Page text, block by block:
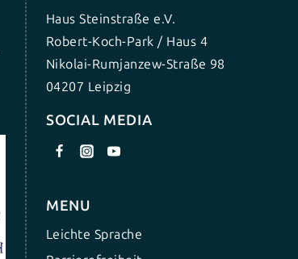
Haus Steinstraße e.V.
Robert-Koch-Park / Haus 4
Nikolai-Rumjanzew-Straße 98
04207 Leipzig
SOCIAL MEDIA
MENU
Leichte Sprache